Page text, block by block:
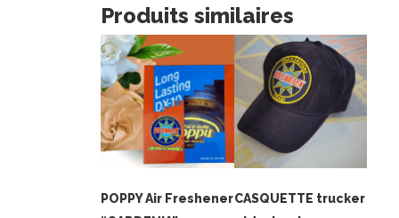
Produits similaires
POPPY Air FreshenerCASQUETTE trucker